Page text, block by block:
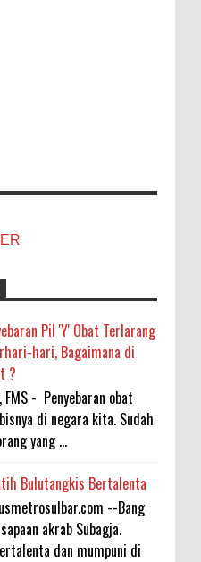
Pil 'Y' Obat Terlarang
hari, Bagaimana di
?
FMS - Penyebaran obat
di negara kita. Sudah
yang ...
Bulutangkis Bertalenta
--Bang
akrab Subagja.
dan mumpuni di